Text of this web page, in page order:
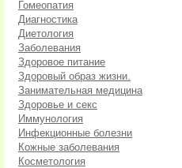
Гомеопатия
Диагностика
Диетология
Заболевания
Здоровое питание
Здоровый образ жизни.
Занимательная медицина
Здоровье и секс
Иммунология
Инфекционные болезни
Кожные заболевания
Косметология